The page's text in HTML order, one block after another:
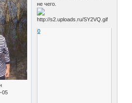
05
не чего.
0